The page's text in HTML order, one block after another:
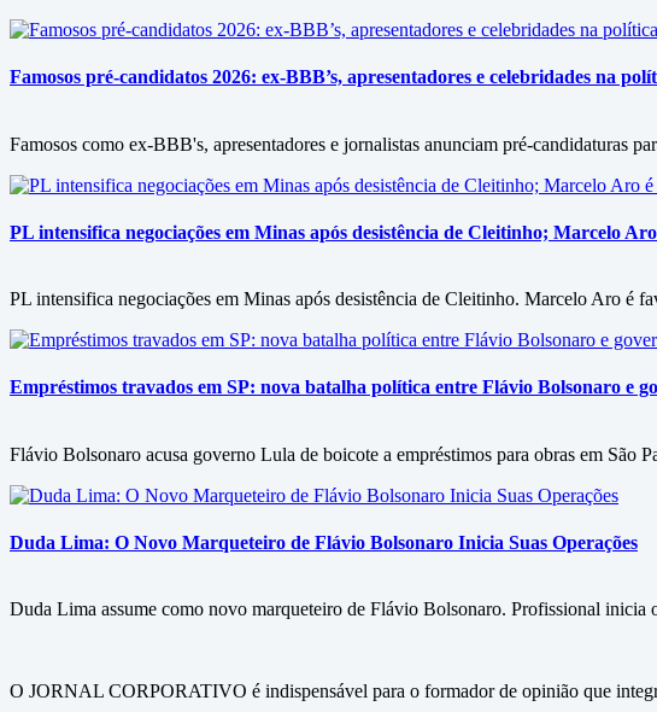
Famosos pré-candidatos 2026: ex-BBB’s, apresentadores e celebridades na
Famosos como ex-BBB's, apresentadores e jornalistas anunciam pré-candidaturas
PL intensifica negociações em Minas após desistência de Cleitinho; Marcelo
PL intensifica negociações em Minas após desistência de Cleitinho. Marcelo Aro é
Empréstimos travados em SP: nova batalha política entre Flávio Bolsonaro e
Flávio Bolsonaro acusa governo Lula de boicote a empréstimos para obras em
Duda Lima: O Novo Marqueteiro de Flávio Bolsonaro Inicia Suas Operações
Duda Lima assume como novo marqueteiro de Flávio Bolsonaro. Profissional inicia
O JORNAL CORPORATIVO é indispensável para o formador de opinião que